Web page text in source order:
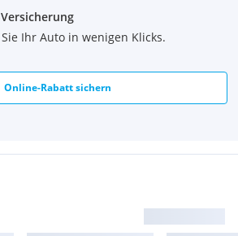
Ihr Auto in wenigen Klicks.
Online-Rabatt sichern